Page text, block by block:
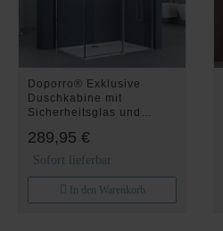
Doporro® Exklusive
Duschkabine mit
Sicherheitsglas und
80x120 cm Eck-Dusche
mit praktischer Schiebetür
289,95 €
Sofort lieferbar
In den Warenkorb